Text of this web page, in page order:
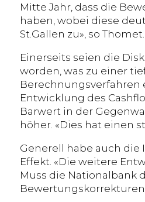
Mitte Jahr, dass die
haben, wobei diese
St.Gallen zu», so Thomet.
Einerseits seien die
worden, was zu einer
Entwicklung des
Barwert in der
höher. «Dies hat einen
Generell habe auch
Effekt. «Die weitere
Muss die Nationalbank
Bewertungskorrekturen